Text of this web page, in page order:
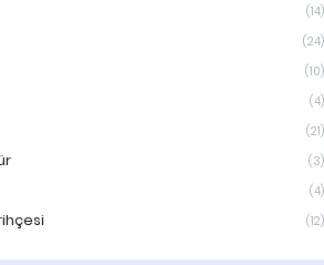
(14)
(24)
(10)
(4)
(21)
(3)
(4)
(12)